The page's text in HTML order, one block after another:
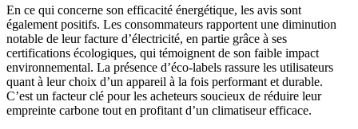
En ce qui concerne son efficacité énergétique, les avis sont
également positifs. Les consommateurs rapportent une diminution
notable de leur facture d’électricité, en partie grâce à ses
certifications écologiques, qui témoignent de son faible impact
environnemental. La présence d’éco-labels rassure les utilisateurs
quant à leur choix d’un appareil à la fois performant et durable.
C’est un facteur clé pour les acheteurs soucieux de réduire leur
empreinte carbone tout en profitant d’un climatiseur efficace.